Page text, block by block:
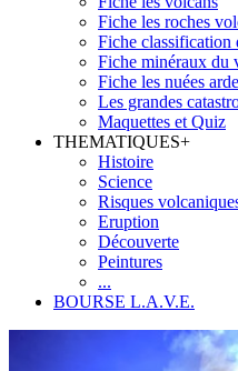
Fiche les roches
Fiche classification
Fiche minéraux du
Fiche les nuées
Les grandes
Maquettes et Quiz
THEMATIQUES+
Histoire
Science
Risques
Eruption
Découverte
Peintures
...
BOURSE L.A.V.E.